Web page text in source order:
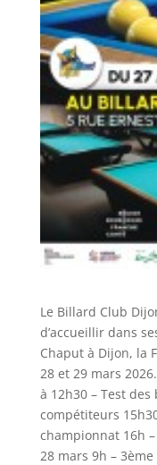
Le Billard Club
d’accueillir dans
Chaput à Dijon, la
28 et 29 mars
à 12h30 – Test
compétiteurs
championnat 16h
28 mars 9h –